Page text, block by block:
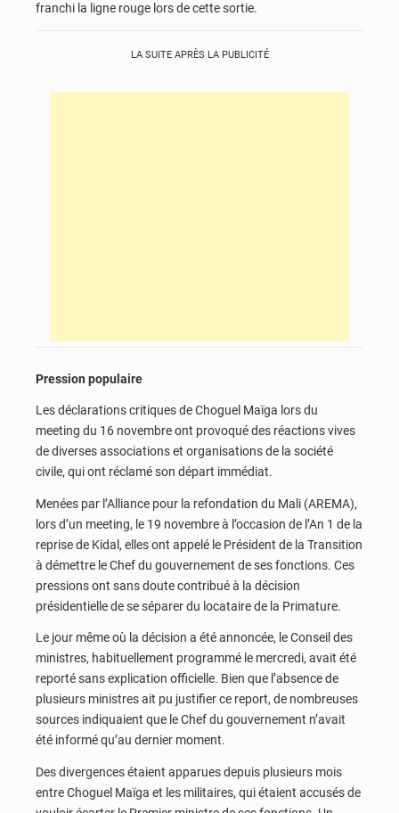
franchi la ligne rouge lors de cette sortie.
LA SUITE APRÈS LA PUBLICITÉ
Pression populaire
Les déclarations critiques de Choguel Maïga lors du
meeting du 16 novembre ont provoqué des réactions vives
de diverses associations et organisations de la société
civile, qui ont réclamé son départ immédiat.
Menées par l’Alliance pour la refondation du Mali (AREMA),
lors d’un meeting, le 19 novembre à l’occasion de l’An 1 de la
reprise de Kidal, elles ont appelé le Président de la Transition
à démettre le Chef du gouvernement de ses fonctions. Ces
pressions ont sans doute contribué à la décision
présidentielle de se séparer du locataire de la Primature.
Le jour même où la décision a été annoncée, le Conseil des
ministres, habituellement programmé le mercredi, avait été
reporté sans explication officielle. Bien que l’absence de
plusieurs ministres ait pu justifier ce report, de nombreuses
sources indiquaient que le Chef du gouvernement n’avait
été informé qu’au dernier moment.
Des divergences étaient apparues depuis plusieurs mois
entre Choguel Maïga et les militaires, qui étaient accusés de